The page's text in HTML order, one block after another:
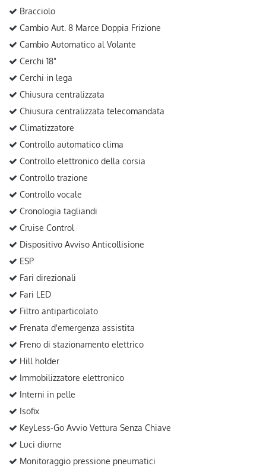
Bracciolo
Cambio Aut. 8 Marce Doppia Frizione
Cambio Automatico al Volante
Cerchi 18"
Cerchi in lega
Chiusura centralizzata
Chiusura centralizzata telecomandata
Climatizzatore
Controllo automatico clima
Controllo elettronico della corsia
Controllo trazione
Controllo vocale
Cronologia tagliandi
Cruise Control
Dispositivo Avviso Anticollisione
ESP
Fari direzionali
Fari LED
Filtro antiparticolato
Frenata d'emergenza assistita
Freno di stazionamento elettrico
Hill holder
Immobilizzatore elettronico
Interni in pelle
Isofix
KeyLess-Go Avvio Vettura Senza Chiave
Luci diurne
Monitoraggio pressione pneumatici